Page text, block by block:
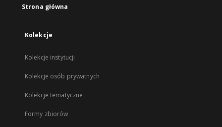
Strona główna
Kolekcje
Kolekcje instytucji
Kolekcje osób prywatnych
Kolekcje tematyczne
Formy zbiorów